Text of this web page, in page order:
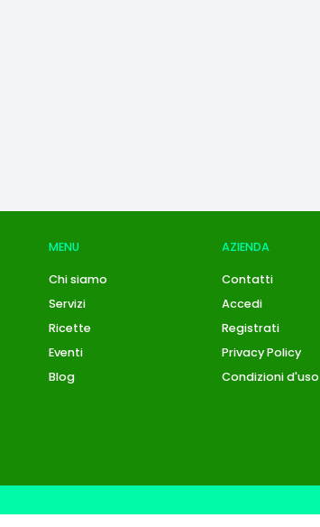
MENU
Chi siamo
Servizi
Ricette
Eventi
Blog
AZIENDA
Contatti
Accedi
Registrati
Privacy Policy
Condizioni d'uso